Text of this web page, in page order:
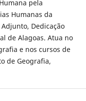
pela
Humanas da
Dedicação
de Alagoas. Atua no
e nos cursos de
de Geografia,